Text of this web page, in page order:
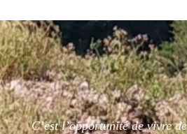
C’est l’opportunité de vivre